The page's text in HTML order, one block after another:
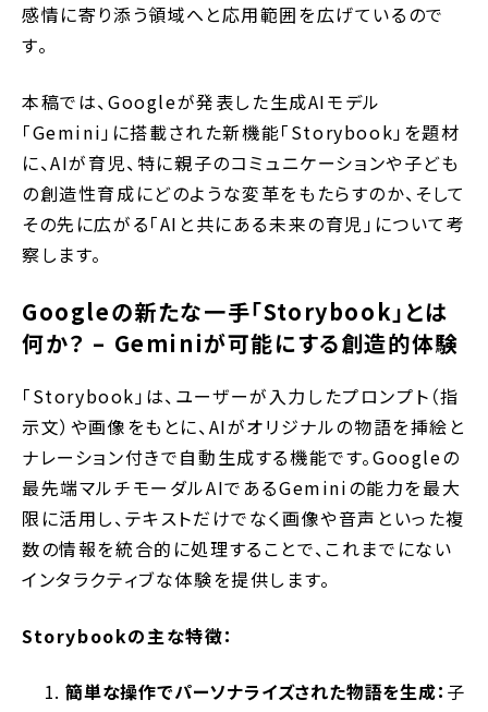
感情に寄り添う領域へと応用範囲を広げているので
す。
本稿では、Googleが発表した生成AIモデル
「Gemini」に搭載された新機能「Storybook」を題材
に、AIが育児、特に親子のコミュニケーションや子ども
の創造性育成にどのような変革をもたらすのか、そして
その先に広がる「AIと共にある未来の育児」について考
察します。
Googleの新たな一手「Storybook」とは
何か？ – Geminiが可能にする創造的体験
「Storybook」は、ユーザーが入力したプロンプト（指
示文）や画像をもとに、AIがオリジナルの物語を挿絵と
ナレーション付きで自動生成する機能です。Googleの
最先端マルチモーダルAIであるGeminiの能力を最大
限に活用し、テキストだけでなく画像や音声といった複
数の情報を統合的に処理することで、これまでにない
インタラクティブな体験を提供します。
Storybookの主な特徴：
簡単な操作でパーソナライズされた物語を生成： 子